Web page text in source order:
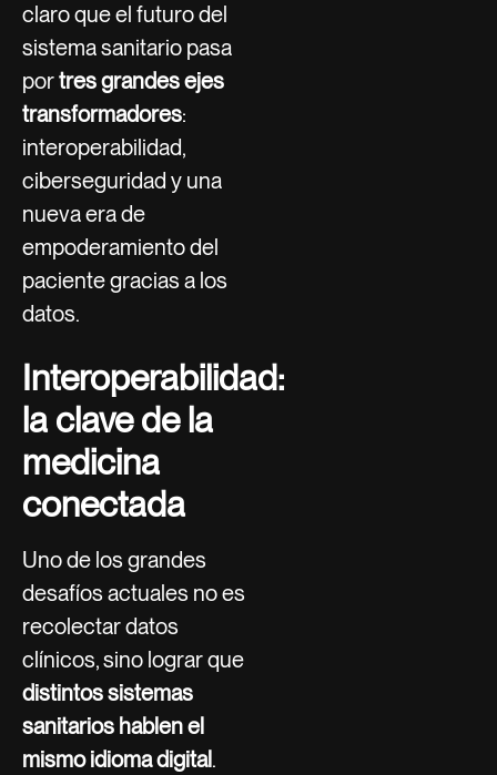
claro que el futuro del
sistema sanitario pasa
portres grandes ejes
transformadores:
interoperabilidad,
ciberseguridad y una
nueva era de
empoderamiento del
paciente gracias a los
datos.
Interoperabilidad:
la clave de la
medicina
conectada
Uno de los grandes
desafíos actuales no es
recolectar datos
clínicos, sino lograr que
distintos sistemas
sanitarios hablen el
mismo idioma digital.